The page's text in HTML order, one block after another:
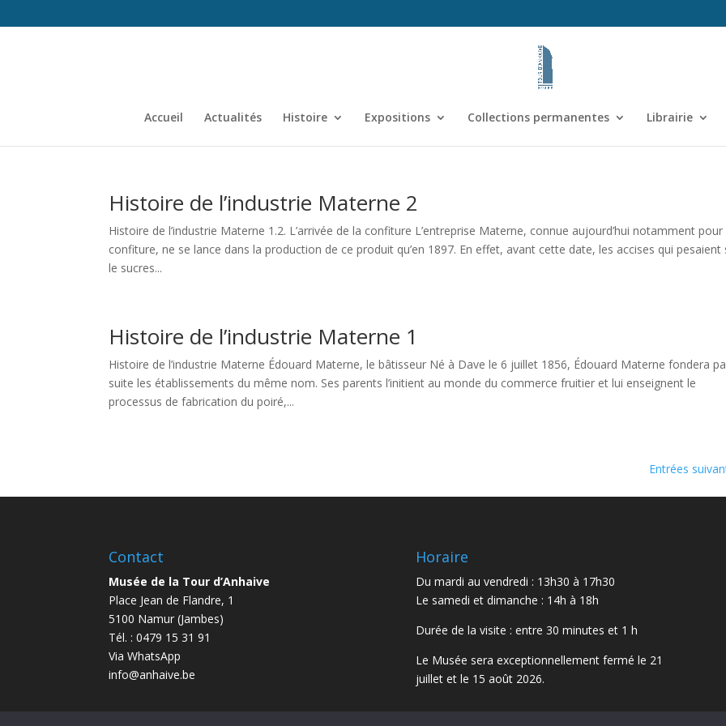
Accueil Actualités Histoire Expositions Collections permanentes Librairie
Histoire de l’industrie Materne 2
Histoire de l’industrie Materne 1.2. L’arrivée de la confiture L’entreprise Materne, connue aujourd’hui notamment pour
confiture, ne se lance dans la production de ce produit qu’en 1897. En effet, avant cette date, les accises qui pesaient
le sucres...
Histoire de l’industrie Materne 1
Histoire de l’industrie Materne Édouard Materne, le bâtisseur Né à Dave le 6 juillet 1856, Édouard Materne fondera
suite les établissements du même nom. Ses parents l’initient au monde du commerce fruitier et lui enseignent le
processus de fabrication du poiré,...
Entrées
Contact
Musée de la Tour d’Anhaive
Place Jean de Flandre, 1
5100 Namur (Jambes)
Tél. : 0479 15 31 91
Via WhatsApp
info@anhaive.be
Horaire
Du mardi au vendredi : 13h30 à 17h30
Le samedi et dimanche : 14h à 18h
Durée de la visite : entre 30 minutes et 1 h
Le Musée sera exceptionnellement fermé le 21
juillet et le 15 août 2026.